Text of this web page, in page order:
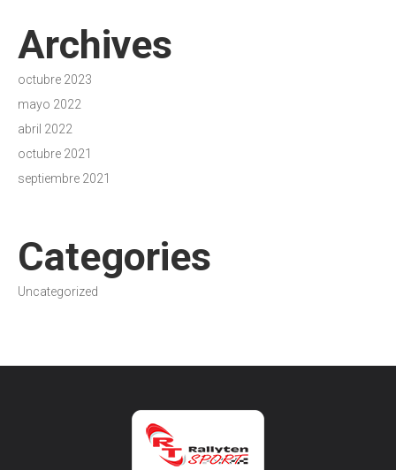
Archives
octubre 2023
mayo 2022
abril 2022
octubre 2021
septiembre 2021
Categories
Uncategorized